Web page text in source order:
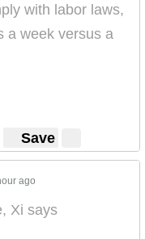
with labor laws,
a week versus a
Save
ago
Xi says